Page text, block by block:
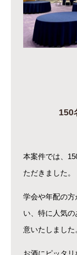
150
本案件では、
ただきました。
学会や年配の
い、特に人気
意いたしました